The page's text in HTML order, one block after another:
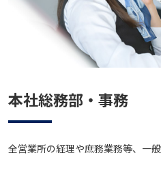
本社総務部・事務
全営業所の経理や庶務業務等、一